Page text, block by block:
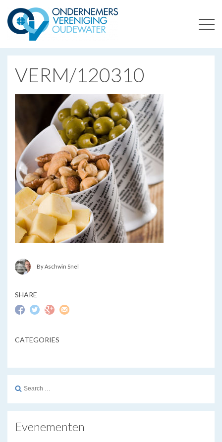
ONDERNEMERSVERENIGING OUDEWATER
VERM/120310
By Aschwin Snel
SHARE
CATEGORIES
Search
Evenementen